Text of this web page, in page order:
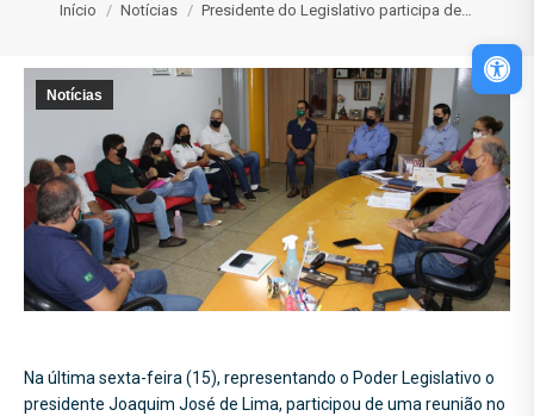
Início Notícias Presidente do Legislativo participa de…
Notícias
Na última sexta-feira (15), representando o Poder Legislativo o
presidente Joaquim José de Lima, participou de uma reunião no